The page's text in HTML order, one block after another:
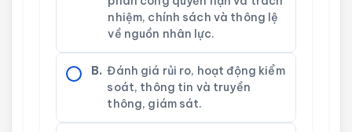
nhiệm, chính sách và thông lệ
về nguồn nhân lực.
B. Đánh giá rủi ro, hoạt động kiểm
soát, thông tin và truyền
thông, giám sát.